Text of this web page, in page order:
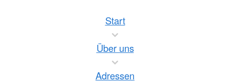
Start
Über uns
Adressen